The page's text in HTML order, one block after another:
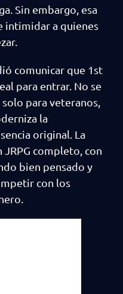
Sin embargo, esa
intimidar a quienes
comunicar que 1st
para entrar. No se
para veteranos,
la
original. La
completo, con
bien pensado y
con los